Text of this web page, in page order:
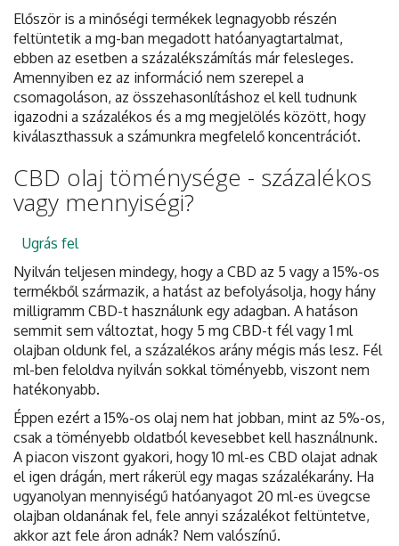
Először is a minőségi termékek legnagyobb részén
feltüntetik a mg-ban megadott hatóanyagtartalmat,
ebben az esetben a százalékszámítás már felesleges.
Amennyiben ez az információ nem szerepel a
csomagoláson, az összehasonlításhoz el kell tudnunk
igazodni a százalékos és a mg megjelölés között, hogy
kiválaszthassuk a számunkra megfelelő koncentrációt.
CBD olaj töménysége - százalékos
vagy mennyiségi?
Ugrás fel
Nyilván teljesen mindegy, hogy a CBD az 5 vagy a 15%-os
termékből származik, a hatást az befolyásolja, hogy hány
milligramm CBD-t használunk egy adagban. A hatáson
semmit sem változtat, hogy 5 mg CBD-t fél vagy 1 ml
olajban oldunk fel, a százalékos arány mégis más lesz. Fél
ml-ben feloldva nyilván sokkal töményebb, viszont nem
hatékonyabb.
Éppen ezért a 15%-os olaj nem hat jobban, mint az 5%-os,
csak a töményebb oldatból kevesebbet kell használnunk.
A piacon viszont gyakori, hogy 10 ml-es CBD olajat adnak
el igen drágán, mert rákerül egy magas százalékarány. Ha
ugyanolyan mennyiségű hatóanyagot 20 ml-es üvegcse
olajban oldanának fel, fele annyi százalékot feltüntetve,
akkor azt fele áron adnák? Nem valószínű.